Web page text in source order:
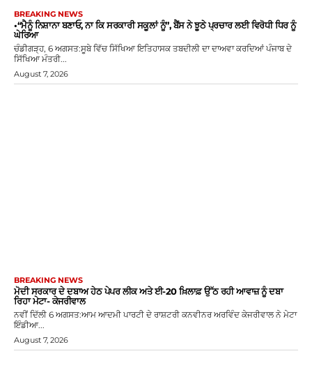
BREAKING NEWS
•“ਮੈਨੂੰ ਨਿਸ਼ਾਨਾ ਬਣਾਓ, ਨਾ ਕਿ ਸਰਕਾਰੀ ਸਕੂਲਾਂ ਨੂੰ”, ਬੈਂਸ ਨੇ ਝੂਠੇ ਪ੍ਰਚਾਰ ਲਈ ਵਿਰੋਧੀ ਧਿਰ ਨੂੰ
ਘੇਰਿਆ
ਚੰਡੀਗੜ੍ਹ, 6 ਅਗਸਤ:ਸੂਬੇ ਵਿੱਚ ਸਿੱਖਿਆ ਇਤਿਹਾਸਕ ਤਬਦੀਲੀ ਦਾ ਦਾਅਵਾ ਕਰਦਿਆਂ ਪੰਜਾਬ ਦੇ
ਸਿੱਖਿਆ ਮੰਤਰੀ...
August 7, 2026
BREAKING NEWS
ਮੋਦੀ ਸਰਕਾਰ ਦੇ ਦਬਾਅ ਹੇਠ ਪੇਪਰ ਲੀਕ ਅਤੇ ਈ-20 ਖ਼ਿਲਾਫ਼ ਉੱਠ ਰਹੀ ਆਵਾਜ਼ ਨੂੰ ਦਬਾ
ਰਿਹਾ ਮੇਟਾ- ਕੇਜਰੀਵਾਲ
ਨਵੀਂ ਦਿੱਲੀ 6 ਅਗਸਤ:ਆਮ ਆਦਮੀ ਪਾਰਟੀ ਦੇ ਰਾਸ਼ਟਰੀ ਕਨਵੀਨਰ ਅਰਵਿੰਦ ਕੇਜਰੀਵਾਲ ਨੇ ਮੇਟਾ
ਇੰਡੀਆ...
August 7, 2026